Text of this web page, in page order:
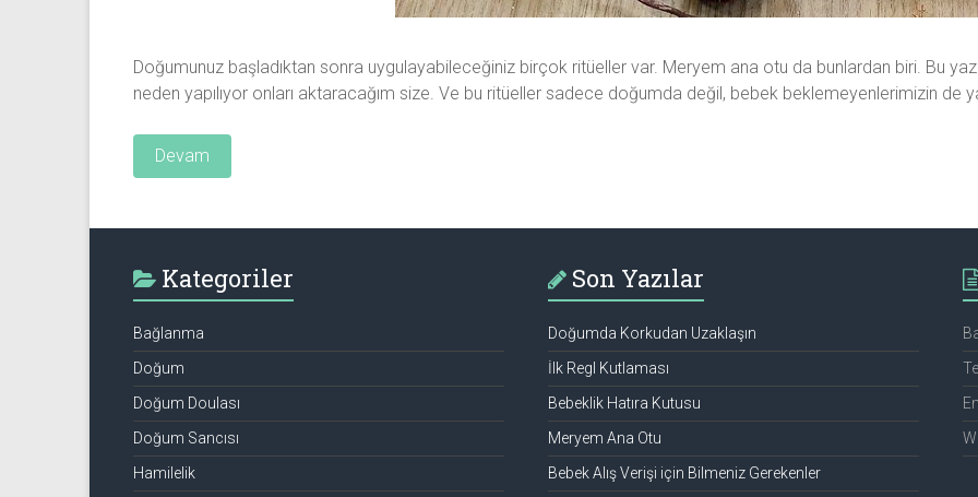
Doğumunuz başladıktan sonra uygulayabileceğiniz birçok ritüeller var. Meryem ana otu da bunlardan biri. Bu
neden yapılıyor onları aktaracağım size. Ve bu ritüeller sadece doğumda değil, bebek beklemeyenlerimizin de
Devam
Kategoriler
Bağlanma
Doğum
Doğum Doulası
Doğum Sancısı
Hamilelik
Son Yazılar
Doğumda Korkudan Uzaklaşın
İlk Regl Kutlaması
Bebeklik Hatıra Kutusu
Meryem Ana Otu
Bebek Alış Verişi için Bilmeniz Gerekenler